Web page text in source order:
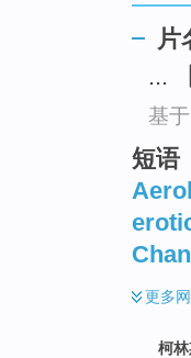
片
...
基
短语
更多
柯